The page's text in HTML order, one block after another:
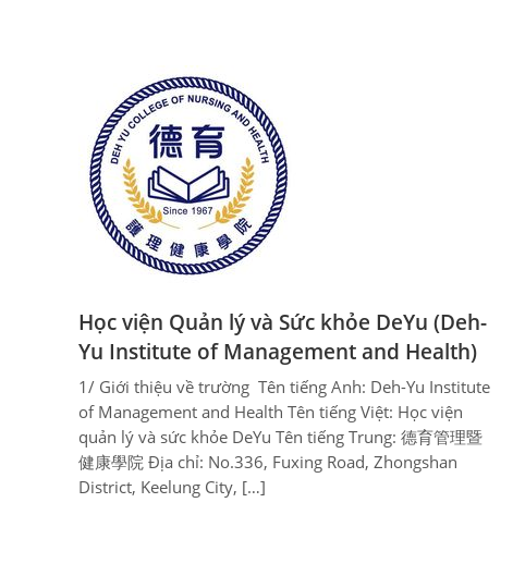
Học viện Quản lý và Sức khỏe DeYu (Deh-
Yu Institute of Management and Health)
1/ Giới thiệu về trường Tên tiếng Anh: Deh-Yu Institute
of Management and Health Tên tiếng Việt: Học viện
quản lý và sức khỏe DeYu Tên tiếng Trung: 德育管理暨
健康學院 Địa chỉ: No.336, Fuxing Road, Zhongshan
District, Keelung City, […]